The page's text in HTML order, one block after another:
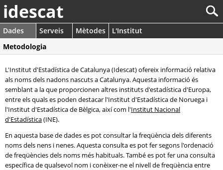
idescat
Dades Serveis Mètodes
L'Institut
Metodologia
L'Institut d'Estadística de Catalunya (Idescat) ofereix informació relativa
als noms dels nadons nascuts a Catalunya. Aquesta informació és
semblant a la que proporcionen altres instituts d'estadística d'Europa,
entre els quals es poden destacar l'Institut d'Estadística de Noruega i
l'Institut d'Estadística de Bèlgica, així com l'Institut Nacional
d'Estadística(INE).
En aquesta base de dades es pot consultar la freqüència dels diferents
noms dels nens i nenes. Aquesta consulta es pot fer segons l'ordenació
de freqüències dels noms més habituals. També es pot fer una consulta
específica de qualsevol nom i conèixer-ne el nivell de freqüència entre